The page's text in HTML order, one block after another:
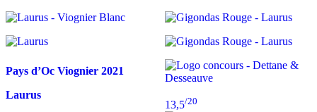
Pays d’Oc Viognier 2021
Laurus
13,5/20